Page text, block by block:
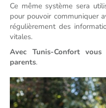
Ce même système sera
pour pouvoir communiquer
régulièrement des
vitales.
Avec Tunis-Confort
parents.